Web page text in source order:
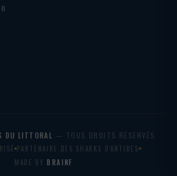
DU LITTORAL — TOUS DROITS RÉSERVÉS
PARTENAIRE DES SHARKS D'ANTIBES
MADE BY BRAINF